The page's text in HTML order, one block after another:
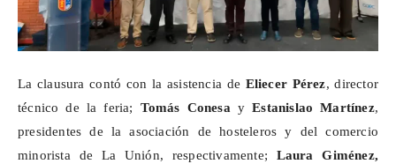
La clausura contó con la asistencia de Eliecer Pérez, director
técnico de la feria; Tomás Conesa y Estanislao Martínez,
presidentes de la asociación de hosteleros y del comercio
minorista de La Unión, respectivamente; Laura Giménez,